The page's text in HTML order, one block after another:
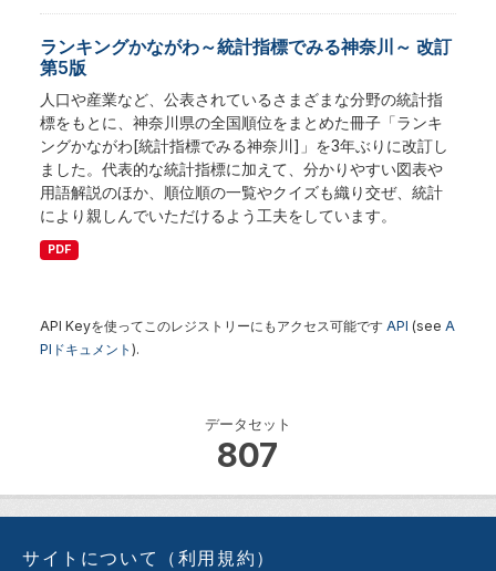
データセット
807
ランキングかながわ～統計指標でみる神奈川～ 改訂
第5版
人口や産業など、公表されているさまざまな分野の統計指
標をもとに、神奈川県の全国順位をまとめた冊子「ランキ
ングかながわ[統計指標でみる神奈川]」を3年ぶりに改訂し
ました。代表的な統計指標に加えて、分かりやすい図表や
用語解説のほか、順位順の一覧やクイズも織り交ぜ、統計
により親しんでいただけるよう工夫をしています。
PDF
API Keyを使ってこのレジストリーにもアクセス可能です API (see A
PIドキュメント ).
サイトについて（利用規約）